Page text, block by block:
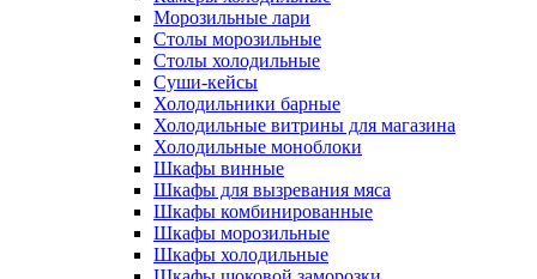
Морозильные лари
Столы морозильные
Столы холодильные
Суши-кейсы
Холодильники барные
Холодильные витрины для магазина
Холодильные моноблоки
Шкафы винные
Шкафы для вызревания мяса
Шкафы комбинированные
Шкафы морозильные
Шкафы холодильные